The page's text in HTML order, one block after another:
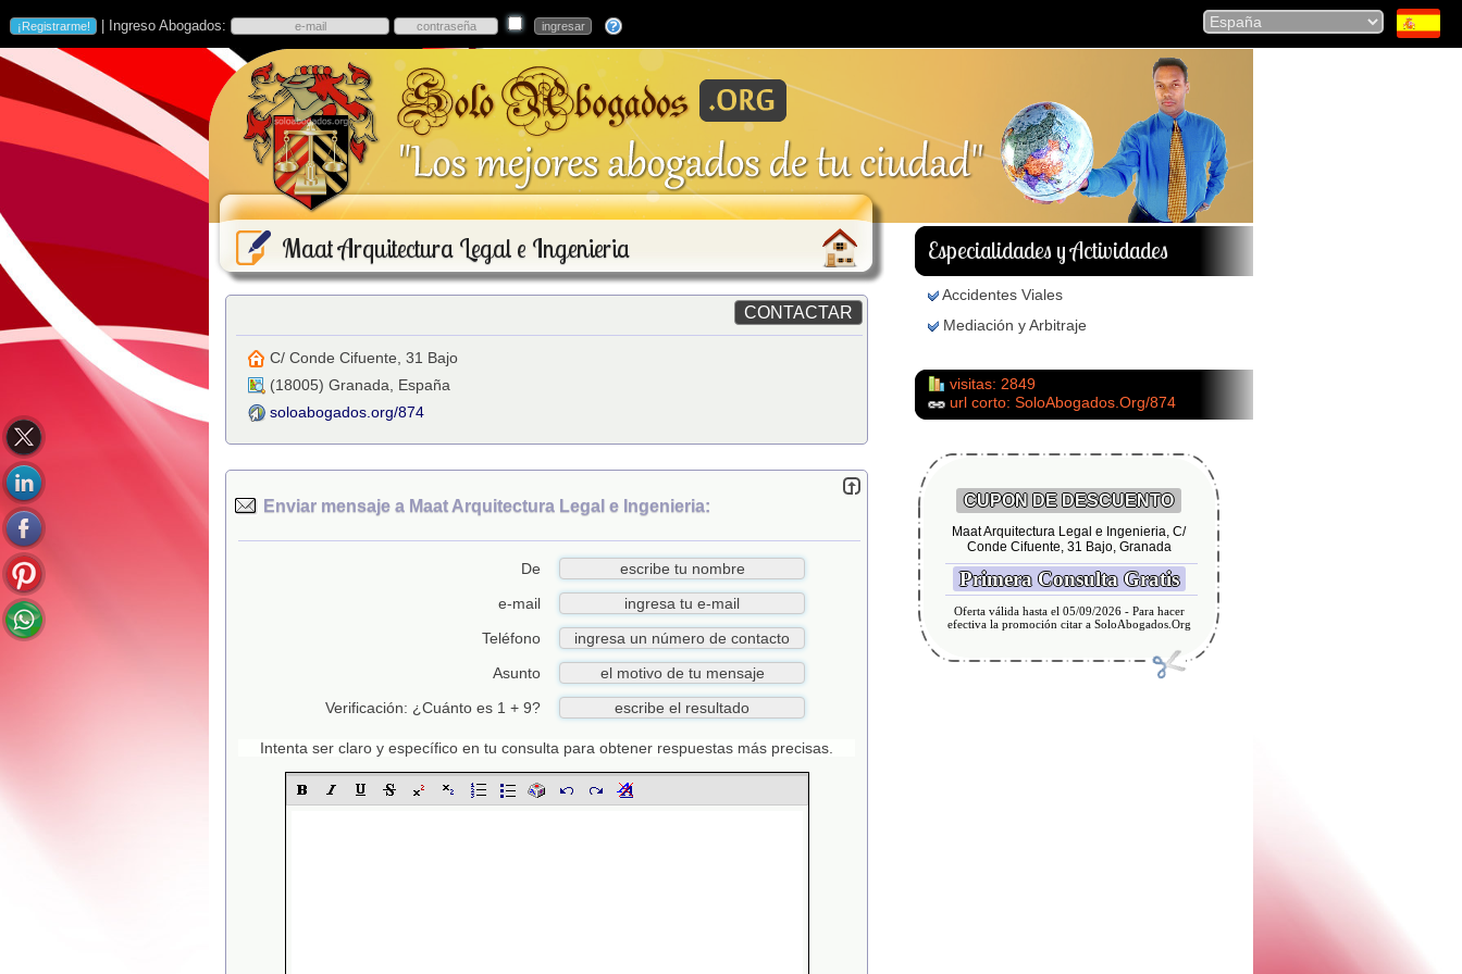
| Ingreso Abogados:
Maat Arquitectura Legal e Ingenieria Especialidades y Actividades
C/ Conde Cifuente, 31 Bajo
(18005) Granada
España
soloabogados.org/874
Enviar mensaje a Maat Arquitectura Legal e Ingenieria:
De
e-mail
Teléfono
Asunto
Verificación: ¿Cuánto es 1 + 9?
Intenta ser claro y específico en tu consulta para obtener respuestas más precisas.
Accidentes Viales
Mediación y Arbitraje
visitas: 2849
url corto: SoloAbogados.Org/874
CUPON DE DESCUENTO
Maat Arquitectura Legal e Ingenieria, C/
Conde Cifuente, 31 Bajo, Granada
Primera Consulta Gratis
Oferta válida hasta el 05/09/2026 - Para hacer
efectiva la promoción citar a SoloAbogados.Org